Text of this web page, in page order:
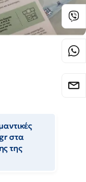
στα
της